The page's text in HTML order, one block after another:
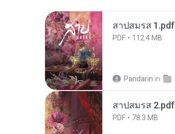
สาปสมรส 1.pdf
PDF 112.4 MB
Pandarin in
สาปสมรส 2.pdf
PDF 78.3 MB